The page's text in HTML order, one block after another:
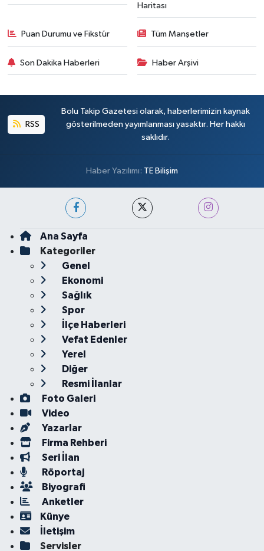
Haritası
Puan Durumu ve Fikstür Tüm Manşetler
Son Dakika Haberleri Haber Arşivi
RSS
Bolu Takip Gazetesi olarak, haberlerimizin kaynak
gösterilmeden yayımlanması yasaktır. Her hakkı
saklıdır.
Haber Yazılımı: TE Bilişim
Ana Sayfa
Kategoriler
Genel
Ekonomi
Sağlık
Spor
İlçe Haberleri
Vefat Edenler
Yerel
Diğer
Resmi İlanlar
Foto Galeri
Video
Yazarlar
Firma Rehberi
Seri İlan
Röportaj
Biyografi
Anketler
Künye
İletişim
Servisler